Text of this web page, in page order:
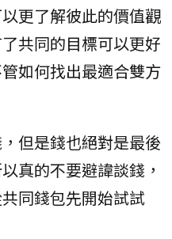
更了解彼此的價值觀
共同的目標可以更好
如何找出最適合雙方
但是錢也絕對是最後
真的不要避諱談錢，
同錢包先開始試試